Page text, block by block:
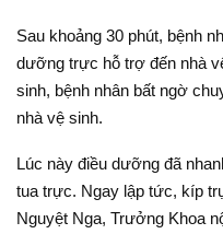
Sau khoảng 30 phút, bệnh
dưỡng trực hỗ trợ đến nhà
sinh, bệnh nhân bất ngờ
nhà vệ sinh.
Lúc này điều dưỡng đã
tua trực. Ngay lập tức, kíp
Nguyệt Nga, Trưởng Khoa